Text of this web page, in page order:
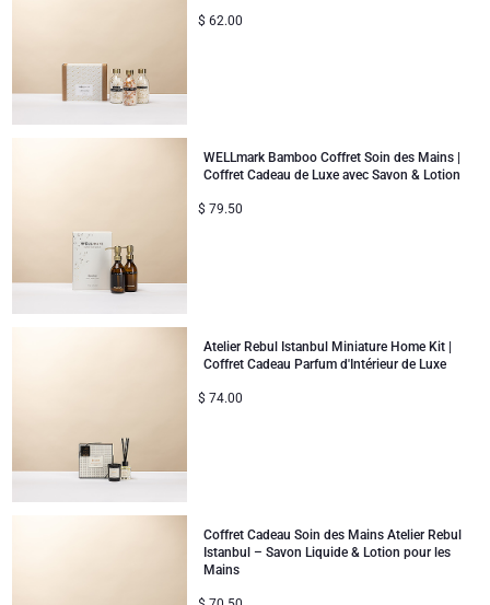
$ 62.00
WELLmark Bamboo Coffret Soin des Mains |
Coffret Cadeau de Luxe avec Savon & Lotion
$ 79.50
Atelier Rebul Istanbul Miniature Home Kit |
Coffret Cadeau Parfum d'Intérieur de Luxe
$ 74.00
Coffret Cadeau Soin des Mains Atelier Rebul
Istanbul – Savon Liquide & Lotion pour les
Mains